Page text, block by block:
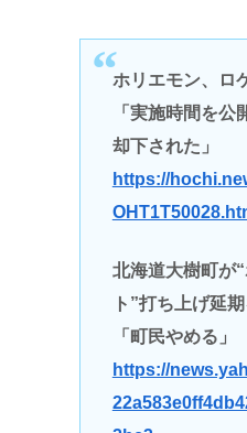
ホリエモン、ロ
「実施時間を公
却下された」
https://
北海道大樹町が
ト”打ち上げ延
「町民やめる」
https://